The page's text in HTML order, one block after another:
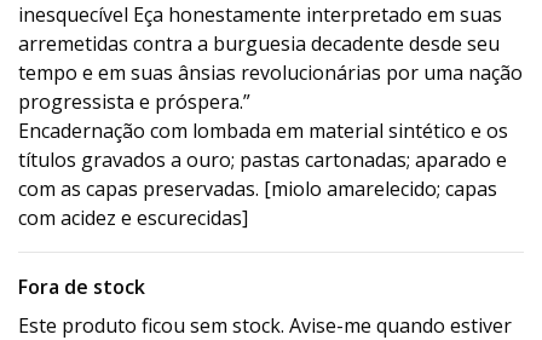
inesquecível Eça honestamente interpretado em suas
arremetidas contra a burguesia decadente desde seu
tempo e em suas ânsias revolucionárias por uma nação
progressista e próspera.”
Encadernação com lombada em material sintético e os
títulos gravados a ouro; pastas cartonadas; aparado e
com as capas preservadas. [miolo amarelecido; capas
com acidez e escurecidas]
Fora de stock
Este produto ficou sem stock. Avise-me quando estiver